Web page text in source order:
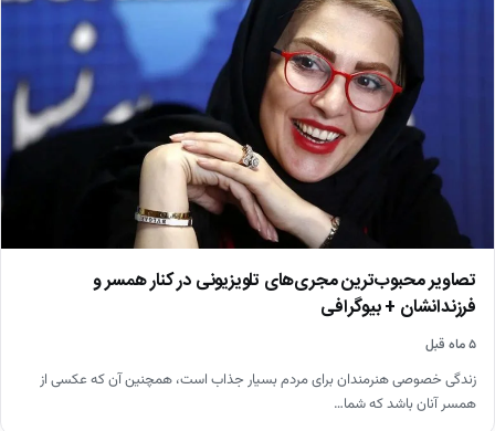
تصاویر محبوب‌ترین مجری‌های تلویزیونی در کنار همسر و
فرزندانشان + بیوگرافی
۵ ماه قبل
زندگی خصوصی هنرمندان برای مردم بسیار جذاب است، همچنین آن که عکسی از
همسر آنان باشد که شما…